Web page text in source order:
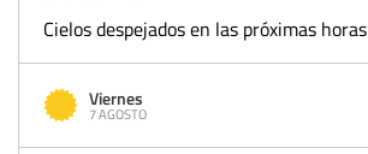
Cielos despejados en las próximas horas
Viernes
7 AGOSTO